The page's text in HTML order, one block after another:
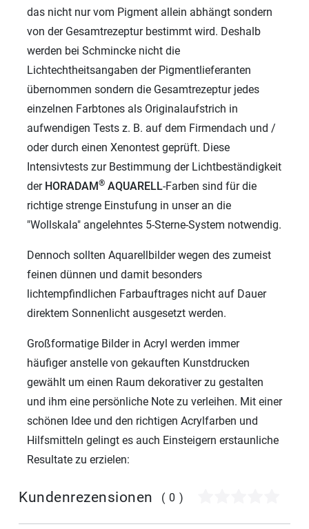
das nicht nur vom Pigment allein abhängt sondern
von der Gesamtrezeptur bestimmt wird. Deshalb
werden bei Schmincke nicht die
Lichtechtheitsangaben der Pigmentlieferanten
übernommen sondern die Gesamtrezeptur jedes
einzelnen Farbtones als Originalaufstrich in
aufwendigen Tests z. B. auf dem Firmendach und /
oder durch einen Xenontest geprüft. Diese
Intensivtests zur Bestimmung der Lichtbeständigkeit
der HORADAM® AQUARELL-Farben sind für die
richtige strenge Einstufung in unser an die
"Wollskala" angelehntes 5-Sterne-System notwendig.
Dennoch sollten Aquarellbilder wegen des zumeist
feinen dünnen und damit besonders
lichtempfindlichen Farbauftrages nicht auf Dauer
direktem Sonnenlicht ausgesetzt werden.
Großformatige Bilder in Acryl werden immer
häufiger anstelle von gekauften Kunstdrucken
gewählt um einen Raum dekorativer zu gestalten
und ihm eine persönliche Note zu verleihen. Mit einer
schönen Idee und den richtigen Acrylfarben und
Hilfsmitteln gelingt es auch Einsteigern erstaunliche
Resultate zu erzielen:
Kundenrezensionen (0)